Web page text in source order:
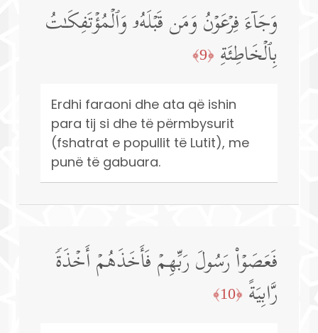
وَجَاۤءَ فِرۡعَوۡنُ وَمَن قَبۡلَهُۥ وَٱلۡمُؤۡتَفِكَـٰتُ
بِٱلۡخَاطِئَةِ ﴿9﴾
Erdhi faraoni dhe ata që ishin
para tij si dhe të përmbysurit
(fshatrat e popullit të Lutit), me
punë të gabuara.
فَعَصَوۡا۟ رَسُولَ رَبِّهِمۡ فَأَخَذَهُمۡ أَخۡذَةࣰ
رَّابِیَةً ﴿10﴾